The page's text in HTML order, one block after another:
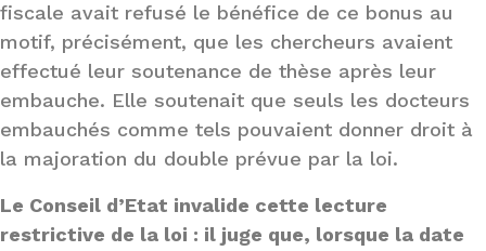
fiscale avait refusé le bénéfice de ce bonus au
motif, précisément, que les chercheurs avaient
effectué leur soutenance de thèse après leur
embauche. Elle soutenait que seuls les docteurs
embauchés comme tels pouvaient donner droit à
la majoration du double prévue par la loi.
Le Conseil d’Etat invalide cette lecture
restrictive de la loi : il juge que, lorsque la date